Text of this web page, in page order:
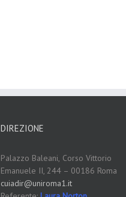
DIREZIONE
Palazzo Baleani, Corso Vittorio
Emanuele II, 244 – 00186 Roma
cuiadir@uniroma1.it